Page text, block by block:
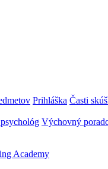
Prihláška Časti
Výchovný
Academy